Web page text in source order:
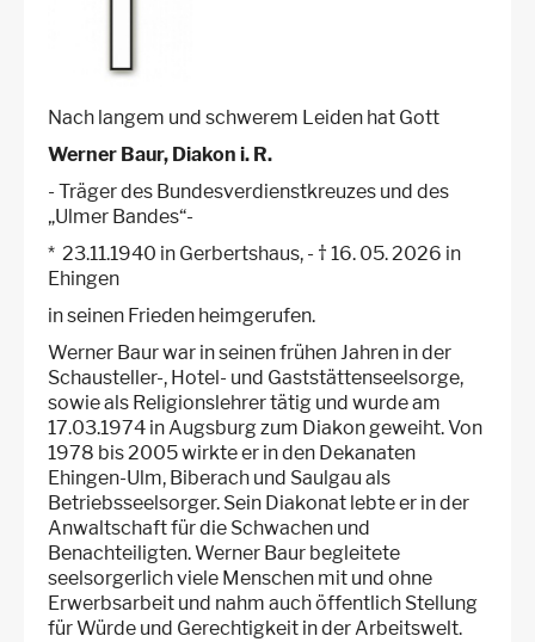
Nach langem und schwerem Leiden hat Gott
Werner Baur, Diakon i. R.
- Träger des Bundesverdienstkreuzes und des
„Ulmer Bandes“-
* 23.11.1940 in Gerbertshaus, - † 16. 05. 2026 in
Ehingen
in seinen Frieden heimgerufen.
Werner Baur war in seinen frühen Jahren in der
Schausteller-, Hotel- und Gaststättenseelsorge,
sowie als Religionslehrer tätig und wurde am
17.03.1974 in Augsburg zum Diakon geweiht. Von
1978 bis 2005 wirkte er in den Dekanaten
Ehingen-Ulm, Biberach und Saulgau als
Betriebsseelsorger. Sein Diakonat lebte er in der
Anwaltschaft für die Schwachen und
Benachteiligten. Werner Baur begleitete
seelsorgerlich viele Menschen mit und ohne
Erwerbsarbeit und nahm auch öffentlich Stellung
für Würde und Gerechtigkeit in der Arbeitswelt.